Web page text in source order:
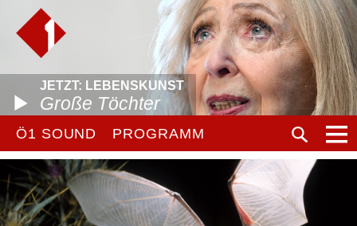
JETZT: LEBENSKUNST
Große Töchter
Ö1 SOUND PROGRAMM